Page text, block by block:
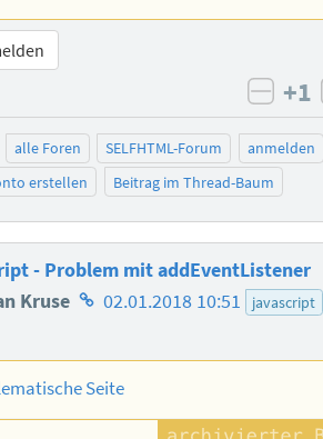
+1
alle Foren SELFHTML-Forum
anmelden
erstellen
Beitrag im Thread-Baum
- Problem mit addEventListener
Kruse Homepage
Autors
02.01.2018 10:51 javascript
Seite